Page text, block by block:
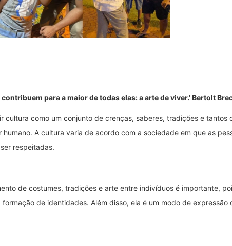
contribuem para a maior de todas elas: a arte de viver.’Bertolt
cultura como um conjunto de crenças, saberes, tradições e tantos
humano. A cultura varia de acordo com a sociedade em que as
respeitadas.
de costumes, tradições e arte entre indivíduos é importante,
de identidades. Além disso, ela é um modo de expressão